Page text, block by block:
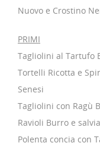
Nuovo e Crostino
PRIMI
Tagliolini al Tartufo
Tortelli Ricotta e
Senesi
Tagliolini con Ragù
Ravioli Burro e salvia
Polenta concia con